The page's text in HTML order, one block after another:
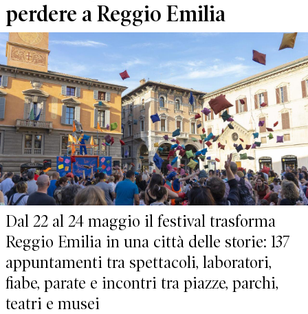
perdere a Reggio Emilia
Dal 22 al 24 maggio il festival trasforma
Reggio Emilia in una città delle storie: 137
appuntamenti tra spettacoli, laboratori,
fiabe, parate e incontri tra piazze, parchi,
teatri e musei